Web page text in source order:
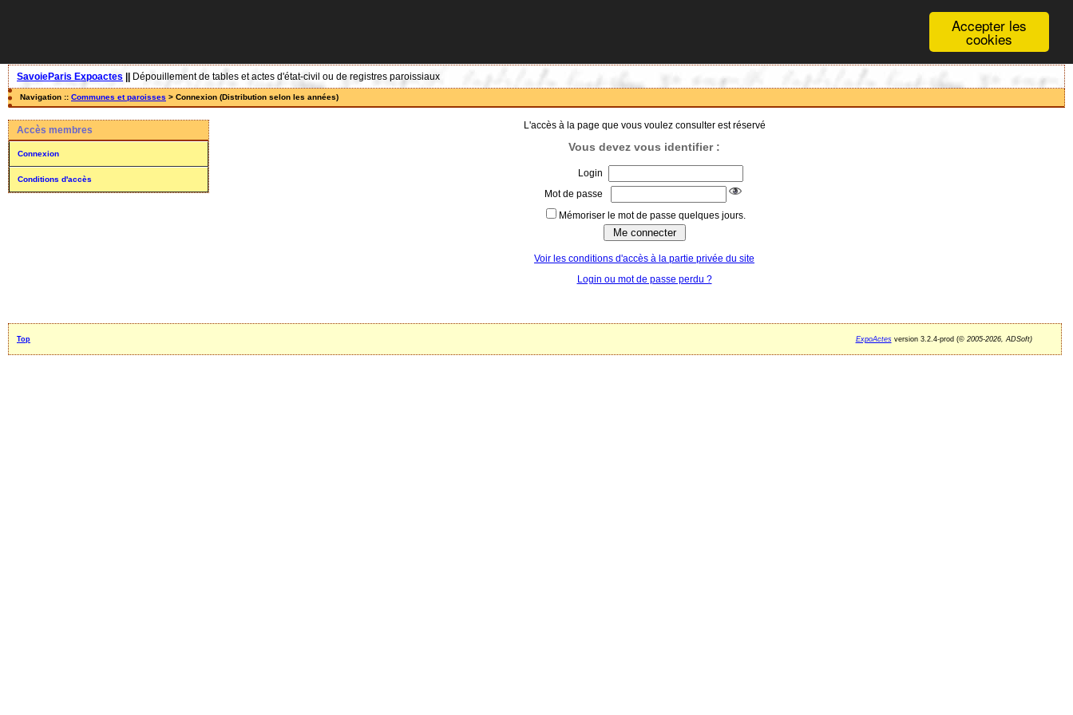
Accepter les
cookies
SavoieParis Expoactes Dépouillement de tables et actes d'état-civil ou de registres paroissiaux
Navigation :: Communes et paroisses > Connexion (Distribution selon les années)
Accès membres
Connexion
Conditions d'accès
L'accès à la page que vous voulez consulter est réservé
Vous devez vous identifier :
Login
Mot de passe
Mémoriser le mot de passe quelques jours.
Voir les conditions d'accès à la partie privée du site
Login ou mot de passe perdu ?
Top ExpoActesversion 3.2.4-prod (©2005-2026, ADSoft)